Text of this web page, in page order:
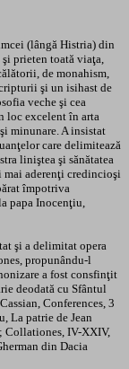
(lângă Histria) din
prieten toată viaţa,
de monahism,
şi un isihast de
veche şi cea
loc excelent în arta
minunare. A insistat
care delimitează
liniştea şi sănătatea
mai aderenţi credincioşi
împotriva
papa Inocenţiu,
şi a delimitat opera
propunându-l
a fost consfinţit
deodată cu Sfântul
Conferences, 3
La patrie de Jean
Collationes, IV-XXIV,
din Dacia